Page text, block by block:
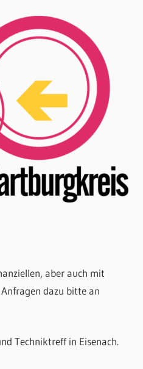
aber auch mit
dazu bitte an
Techniktreff in Eisenach.